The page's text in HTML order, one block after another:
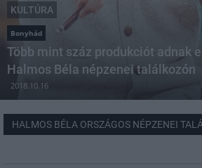
KULTÚRA
Bonyhád
Több mint száz produkciót adnak
Halmos Béla népzenei találkozón
2018.10.16
HALMOS BÉLA ORSZÁGOS NÉPZENEI